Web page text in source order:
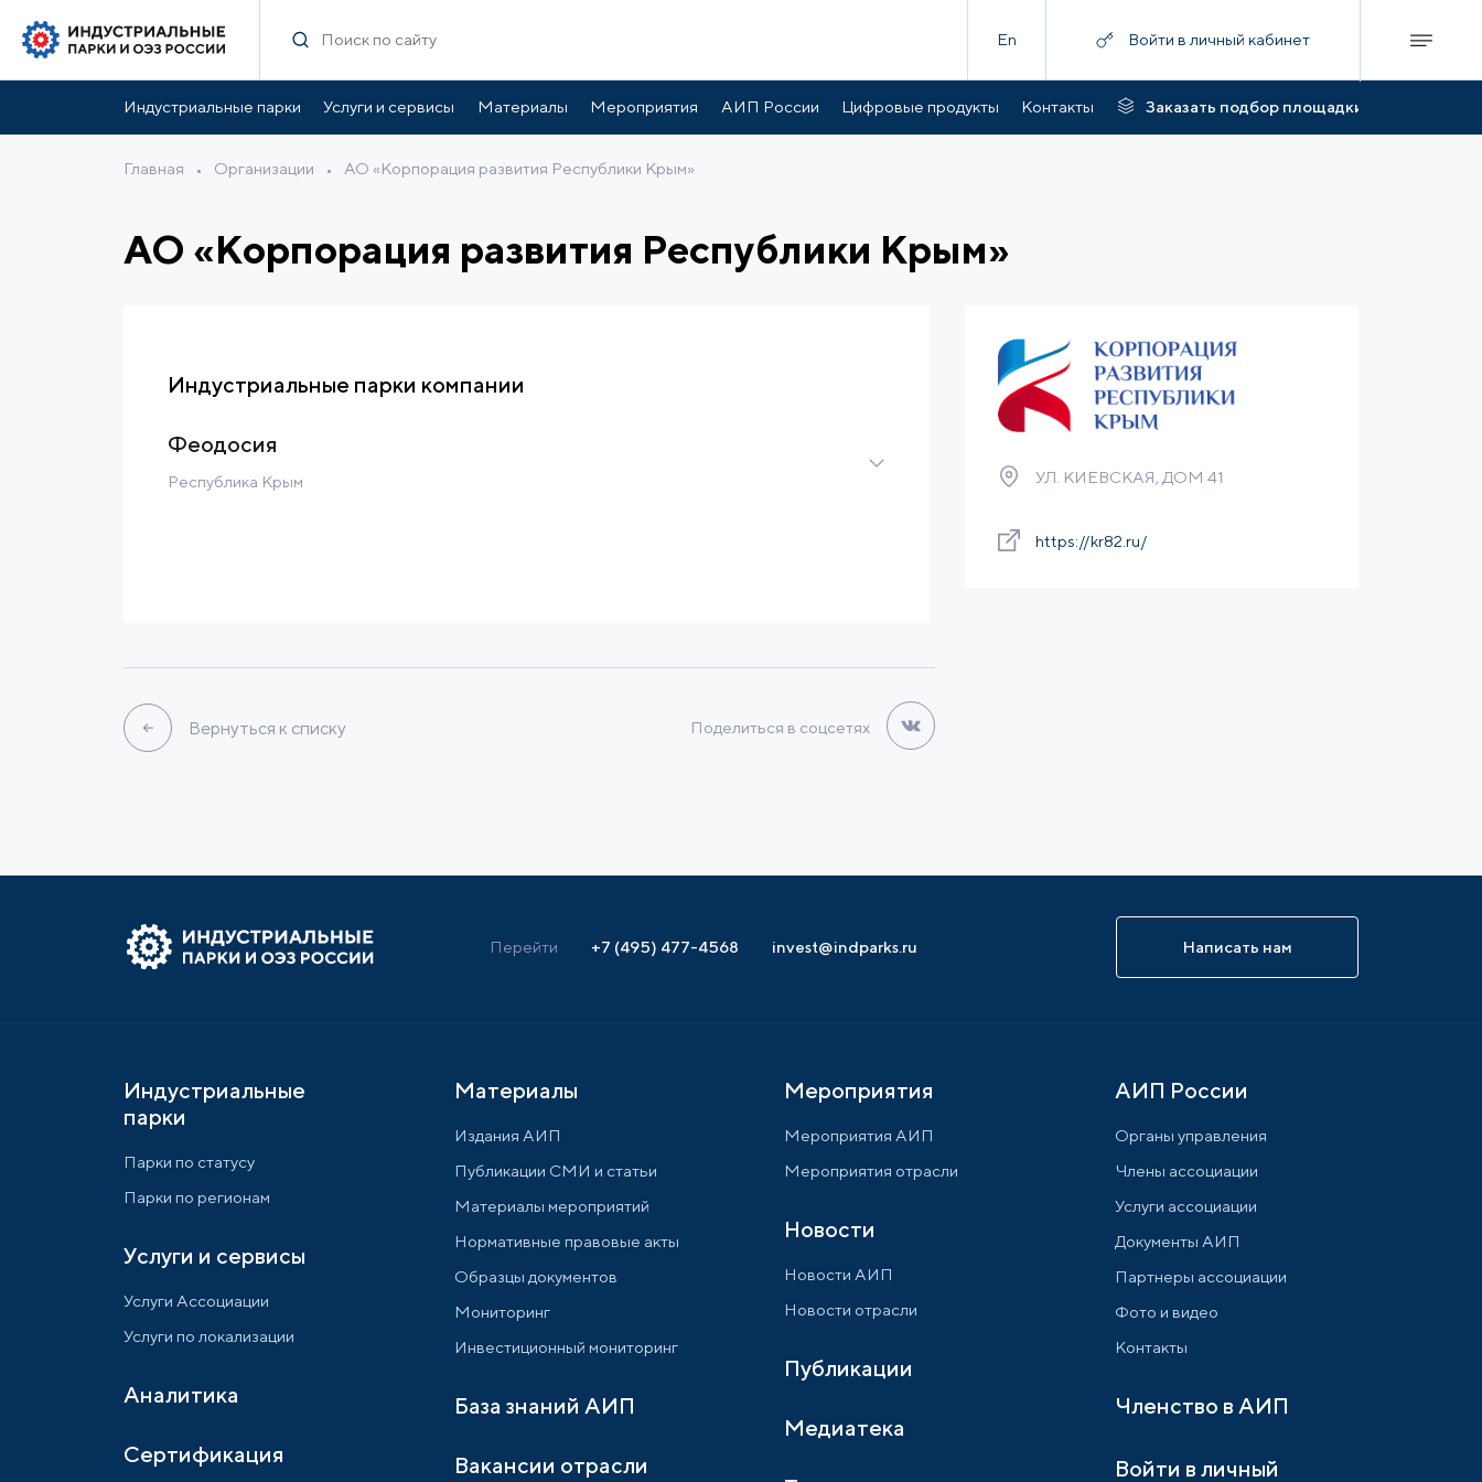
En Войти в личный кабинет
Индустриальные парки Услуги и сервисы Материалы Мероприятия АИП России Цифровые продукты Контакты Заказать подбор площадки
Главная • Организации • АО «Корпорация развития Республики Крым»
АО «Корпорация развития Республики Крым»
Индустриальные парки компании
Феодосия
Республика Крым
УЛ. КИЕВСКАЯ, ДОМ 41
https://kr82.ru/
Вернуться к списку Поделиться в соцсетях
Перейти +7 (495) 477-4568 invest@indparks.ru Написать нам
Индустриальные
парки
Парки по статусу
Парки по регионам
Услуги и сервисы
Услуги Ассоциации
Услуги по локализации
Аналитика
Сертификация
Материалы
Издания АИП
Публикации СМИ и статьи
Материалы мероприятий
Нормативные правовые акты
Образцы документов
Мониторинг
Инвестиционный мониторинг
База знаний АИП
Вакансии отрасли
Мероприятия
Мероприятия АИП
Мероприятия отрасли
Новости
Новости АИП
Новости отрасли
Публикации
Медиатека
АИП России
Органы управления
Члены ассоциации
Услуги ассоциации
Документы АИП
Партнеры ассоциации
Фото и видео
Контакты
Членство в АИП
Войти в личный